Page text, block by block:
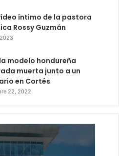
tropical
ciclónica 2026
íntimo de la pastora
Rossy Guzmán
modelo hondureña
muerta junto a un
en Cortés
22, 2022